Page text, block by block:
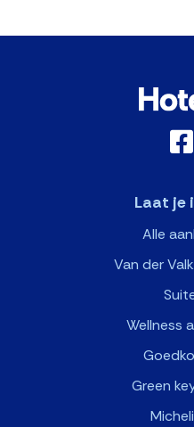
Laat je
Alle
Van der
Wellness
Green